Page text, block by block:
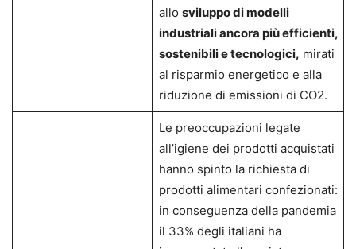
allo sviluppo di modelli
industriali ancora più efficienti,
sostenibili e tecnologici, mirati
al risparmio energetico e alla
riduzione di emissioni di CO2.
Le preoccupazioni legate
all’igiene dei prodotti acquistati
hanno spinto la richiesta di
prodotti alimentari confezionati:
in conseguenza della pandemia
il 33% degli italiani ha